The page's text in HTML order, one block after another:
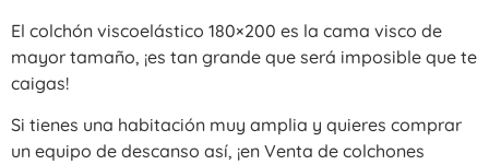
El colchón viscoelástico 180×200 es la cama visco de
mayor tamaño, ¡es tan grande que será imposible que te
caigas!
Si tienes una habitación muy amplia y quieres comprar
un equipo de descanso así, ¡en Venta de colchones